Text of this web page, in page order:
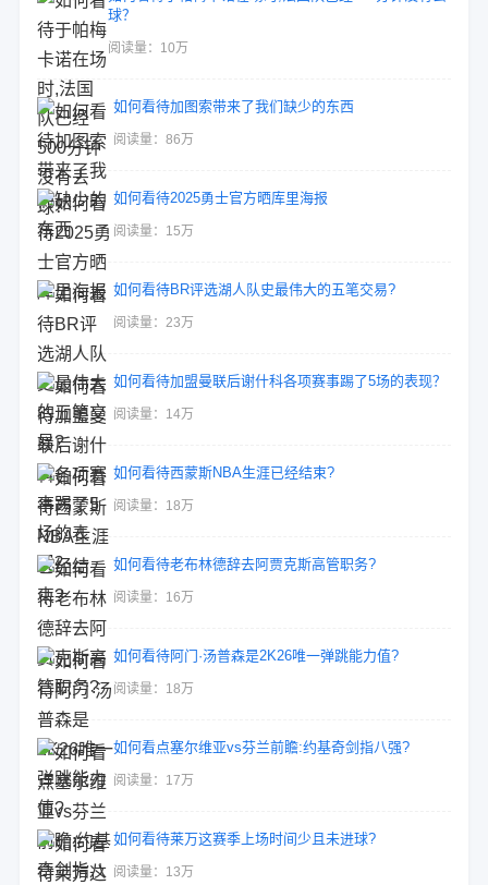
球？
阅读量：10万
如何看待加图索带来了我们缺少的东西
阅读量：86万
如何看待2025勇士官方晒库里海报
阅读量：15万
如何看待BR评选湖人队史最伟大的五笔交易?
阅读量：23万
如何看待加盟曼联后谢什科各项赛事踢了5场的表现？
阅读量：14万
如何看待西蒙斯NBA生涯已经结束?
阅读量：18万
如何看待老布林德辞去阿贾克斯高管职务?
阅读量：16万
如何看待阿门·汤普森是2K26唯一弹跳能力值?
阅读量：18万
如何看点塞尔维亚vs芬兰前瞻:约基奇剑指八强?
阅读量：17万
如何看待莱万这赛季上场时间少且未进球?
阅读量：13万